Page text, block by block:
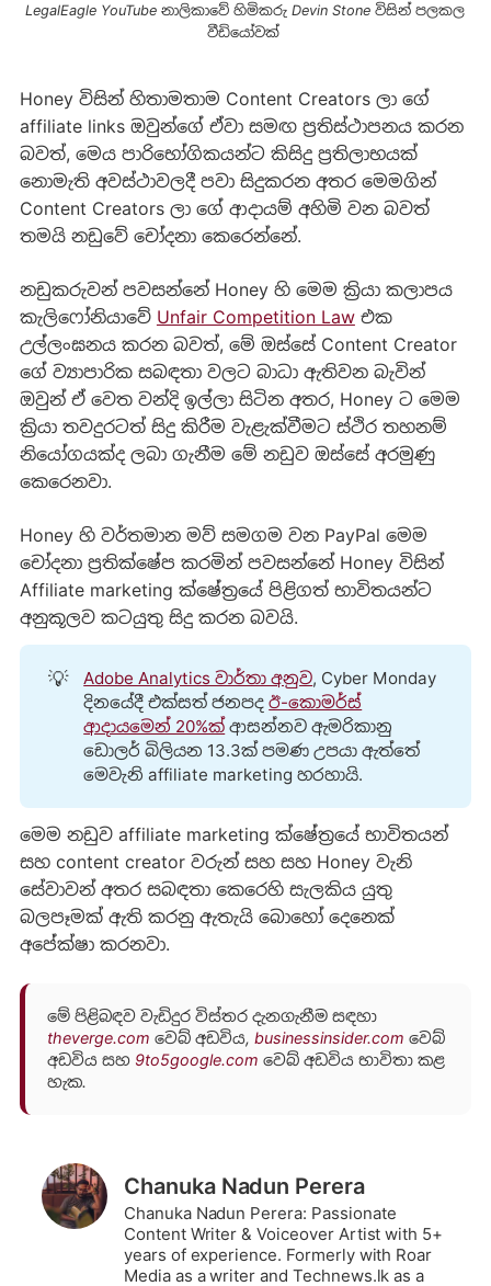
LegalEagle YouTube නාලිකාවේ හිමිකරු Devin Stone විසින් පලකල
වීඩියෝවක්
Honey විසින් හිතාමතාම Content Creators ලා ගේ
affiliate links ඔවුන්ගේ ඒවා සමඟ ප්‍රතිස්ථාපනය කරන
බවත්, මෙය පාරිභෝගිකයන්ට කිසිදු ප්‍රතිලාභයක්
නොමැති අවස්ථාවලදී පවා සිදුකරන අතර මෙමගින්
Content Creators ලා ගේ ආදායම් අහිමි වන බවත්
තමයි නඩුවේ චෝදනා කෙරෙන්නේ.
නඩුකරුවන් පවසන්නේ Honey හි මෙම ක්‍රියා කලාපය
කැලිෆෝනියාවේ Unfair Competition Lawඑක
උල්ලංඝනය කරන බවත්, මේ ඔස්සේ Content Creator
ගේ ව්‍යාපාරික සබඳතා වලට බාධා ඇතිවන බැවින්
ඔවුන් ඒ වෙත වන්දි ඉල්ලා සිටින අතර, Honey ට මෙම
ක්‍රියා තවදුරටත් සිදු කිරීම වැළැක්වීමට ස්ථිර තහනම්
නියෝගයක්ද ලබා ගැනීම මේ නඩුව ඔස්සේ අරමුණු
කෙරෙනවා.
Honey හි වර්තමාන මව් සමගම වන PayPal මෙම
චෝදනා ප්‍රතික්ෂේප කරමින් පවසන්නේ Honey විසින්
Affiliate marketing ක්ෂේත්‍රයේ පිළිගත් භාවිතයන්ට
අනුකූලව කටයුතු සිදු කරන බවයි.
💡 Adobe Analytics වාර්තා අනුව, Cyber Monday
දිනයේදී එක්සත් ජනපදඊ-කොමර්ස්
ආදායමෙන් 20%ක් ආසන්නව ඇමරිකානු
ඩොලර් බිලියන 13.3ක් පමණ උපයා ඇත්තේ
මෙවැනි affiliate marketing හරහායි.
මෙම නඩුව affiliate marketing ක්ෂේත්‍රයේ භාවිතයන්
සහ content creator වරුන් සහ සහ Honey වැනි
සේවාවන් අතර සබඳතා කෙරෙහි සැලකිය යුතු
බලපෑමක් ඇති කරනු ඇතැයි බොහෝ දෙනෙක්
අපේක්ෂා කරනවා.
මේ පිළිබඳව වැඩිදුර විස්තර දැනගැනීම සඳහා
theverge.com වෙබ් අඩවිය, businessinsider.com වෙබ්
අඩවිය සහ 9to5google.com වෙබ් අඩවිය භාවිතා කළ
හැක.
Chanuka Nadun Perera
Chanuka Nadun Perera: Passionate
Content Writer & Voiceover Artist with 5+
years of experience. Formerly with Roar
Media as a writer and Technews.lk as a